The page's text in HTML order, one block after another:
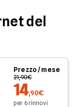
del
Prezzo / mese
21,90€
14,90€
per 6 rinnovi